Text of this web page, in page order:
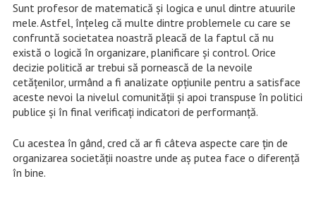
Sunt profesor de matematică și logica e unul dintre atuurile
mele. Astfel, înțeleg că multe dintre problemele cu care se
confruntă societatea noastră pleacă de la faptul că nu
există o logică în organizare, planificare și control. Orice
decizie politică ar trebui să pornească de la nevoile
cetățenilor, urmând a fi analizate opțiunile pentru a satisface
aceste nevoi la nivelul comunității și apoi transpuse în politici
publice și în final verificați indicatori de performanță.
Cu acestea în gând, cred că ar fi câteva aspecte care țin de
organizarea societății noastre unde aș putea face o diferență
în bine.